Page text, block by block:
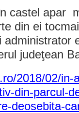
castel apar
din ei
judeţean
2018/02/in-
din-parcul-
deosebita-